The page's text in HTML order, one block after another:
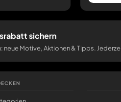
sichern
neue Motive, Aktionen & Tipps.